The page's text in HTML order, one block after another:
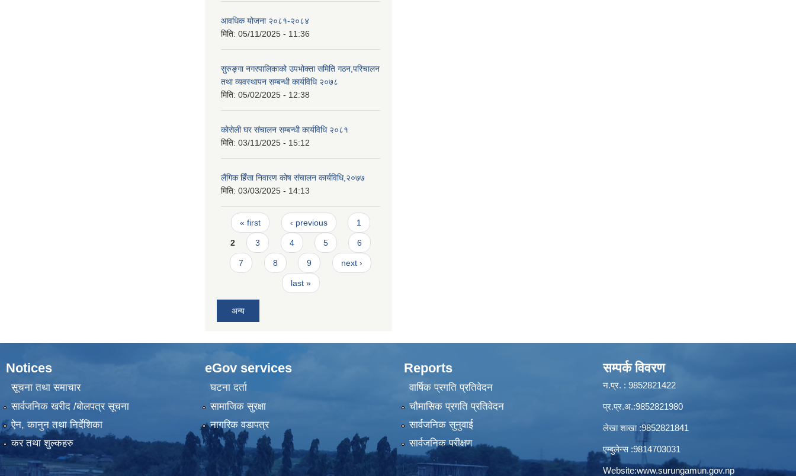
आवधिक योजना २०८१-२०८४
मिति: 05/11/2025 - 11:36
सुरुङ्गा नगरपालिकाको उपभोक्ता समिति गठन,परिचालन
तथा व्यवस्थापन सम्बन्धी कार्यविधि २०७८
मिति: 05/02/2025 - 12:38
कोसेली घर संचालन सम्बन्धी कार्यविधि २०८१
मिति: 03/11/2025 - 15:12
लैंगिक हिँसा निवारण कोष संचालन कार्यविधि,२०७७
मिति: 03/03/2025 - 14:13
Pages
« first ‹ previous 1
2 3 4 5 6
7 8 9 next ›
last »
अन्य
Notices
सूचना तथा समाचार
सार्वजनिक खरीद /बोलपत्र सूचना
ऐन, कानुन तथा निर्देशिका
कर तथा शुल्कहरु
eGov services
घटना दर्ता
सामाजिक सुरक्षा
नागरिक वडापत्र
Reports
वार्षिक प्रगति प्रतिवेदन
चौमासिक प्रगति प्रतिवेदन
सार्वजनिक सुनुवाई
सार्वजनिक परीक्षण
सम्पर्क विवरण
न.प्र. : 9852821422
प्र.प्र.अ.:9852821980
लेखा शाखा :9852821841
एम्बुलेन्स :9814703031
Website:www.surungamun.gov.np